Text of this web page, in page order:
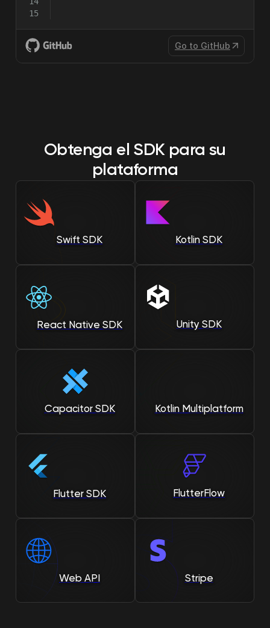
Go to GitHub
Obtenga el SDK para su
plataforma
Swift SDK Kotlin SDK
React Native SDK Unity SDK
Flutter SDK
Capacitor SDK Kotlin Multiplatform
FlutterFlow
Web API Stripe